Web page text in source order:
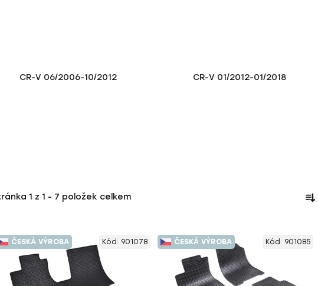
CR-V 06/2006-10/2012 CR-V 01/2012-01/2018
1 z 1 - 7 položek celkem
a
n
ČESKÁ VÝROBA Kód: 901078 ČESKÁ VÝROBA Kód: 901085